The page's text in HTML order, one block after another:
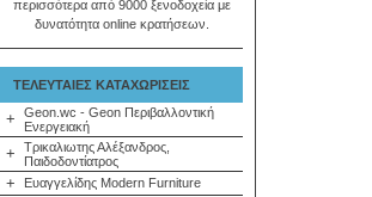
περισσότερα από 9000 ξενοδοχεία με
δυνατότητα online κρατήσεων.
ΤΕΛΕΥΤΑΙΕΣ ΚΑΤΑΧΩΡΙΣΕΙΣ
+
Geon.wc - Geon Περιβαλλοντική
Ενεργειακή
+
Τρικαλιωτης Αλέξανδρος,
Παιδοδοντίατρος
+ Ευαγγελίδης Modern Furniture